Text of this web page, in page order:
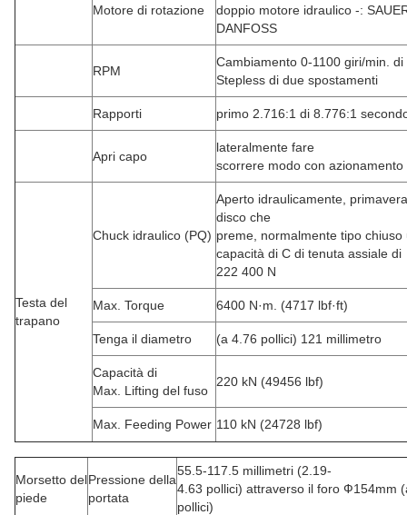
Motore di rotazione
doppio motore idraulico -:
DANFOSS
RPM
Cambiamento 0-1100 giri/min. di
Stepless di due spostamenti
Rapporti primo 2.716:1 di 8.776:1
Apri capo
lateralmente fare
scorrere modo con
Testa del
trapano
Chuck idraulico (PQ)
Aperto idraulicamente,
disco che
preme, normalmente tipo chiuso
capacità di C di tenuta assiale di
222 400 N
Max. Torque 6400 N·m. (4717 lbf·ft)
Tenga il diametro (a 4.76 pollici) 121 millimetro
Capacità di
Max. Lifting del fuso
220 kN (49456 lbf)
Max. Feeding Power 110 kN (24728 lbf)
Morsetto del
piede
Pressione della
portata
55.5-117.5 millimetri (2.19-
4.63 pollici) attraverso il foro Ф154mm
pollici)